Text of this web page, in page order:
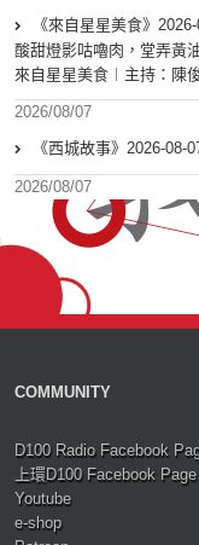
《來自星星美食》
酸甜燈影咕嚕肉，堂弄黃
來自星星美食︱主持：陳
2026/08/07
《西城故事》2026-
2026/08/07
COMMUNITY
D100 Radio Facebook
上環D100 Facebook Page
Youtube
e-shop